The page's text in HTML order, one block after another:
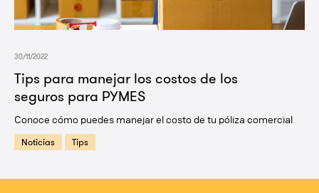
Tips para manejar los costos de los
seguros para PYMES
30/11/2022
Conoce cómo puedes manejar el costo de tu póliza comercial
Noticias Tips